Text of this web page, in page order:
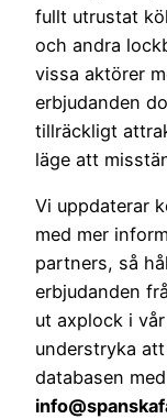
fullt utrustat
och andra
vissa aktörer
erbjudanden
tillräckligt
läge att
Vi uppdaterar
med mer
partners, så
erbjudanden
ut axplock i
understryka
databasen